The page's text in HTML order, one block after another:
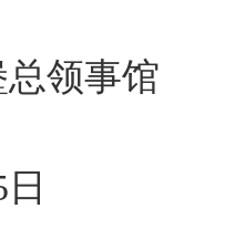
总领事馆
日